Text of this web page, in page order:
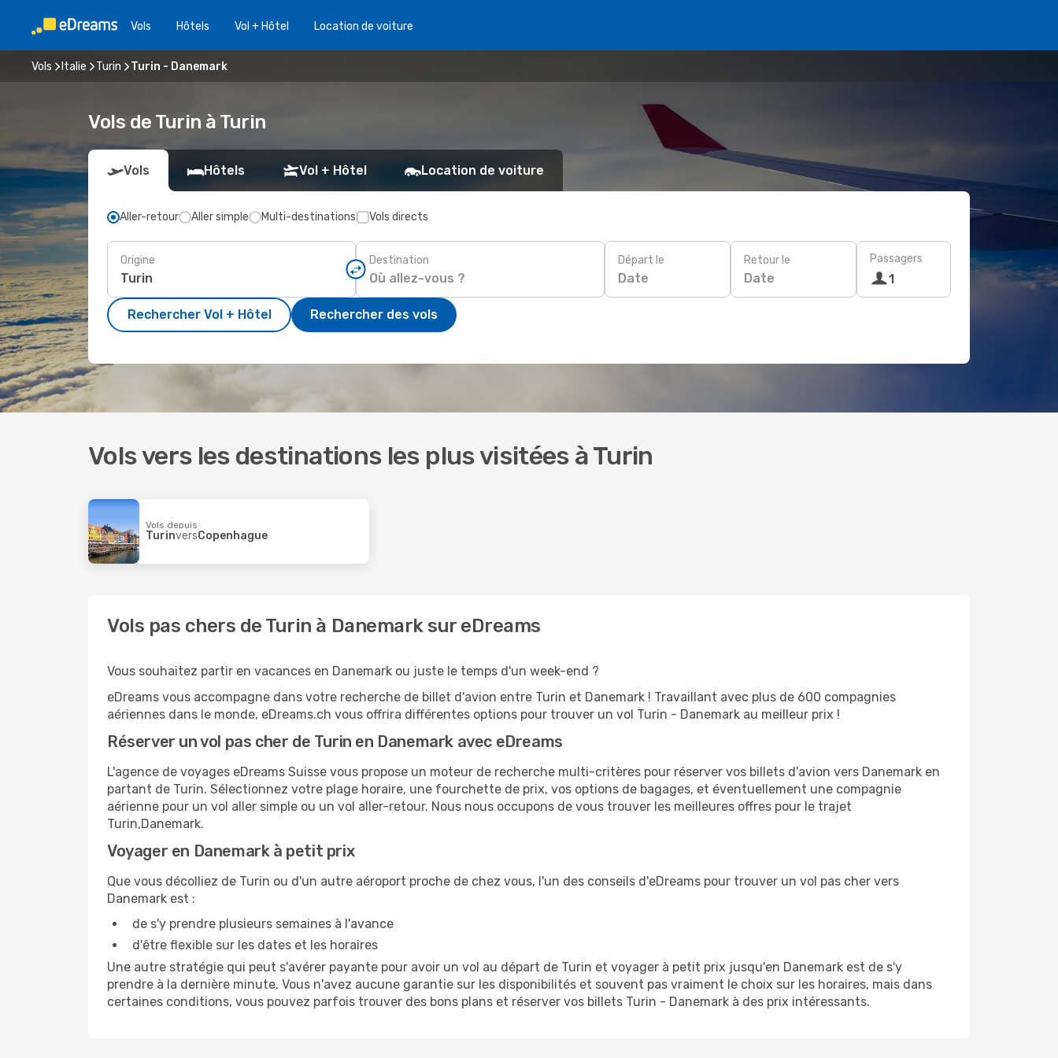
Vols Hôtels Vol + Hôtel Location de voiture
Vols Italie Turin Turin - Danemark
Vols de Turin à Turin
Vols Hôtels Vol + Hôtel Location de voiture
Aller-retour Aller simple Multi-destinations Vols directs
Origine Destination Départ le
Date
Retour le
Date
Passagers
1
Rechercher Vol + Hôtel Rechercher des vols
Vols vers les destinations les plus visitées à Turin
Vols depuis
TurinversCopenhague
Vols pas chers de Turin à Danemark sur eDreams
Vous souhaitez partir en vacances en Danemark ou juste le temps d'un week-end ?
eDreams vous accompagne dans votre recherche de billet d'avion entre Turin et Danemark ! Travaillant avec plus de 600 compagnies
aériennes dans le monde, eDreams.ch vous offrira différentes options pour trouver un vol Turin - Danemark au meilleur prix !
Réserver un vol pas cher de Turin en Danemark avec eDreams
L'agence de voyages eDreams Suisse vous propose un moteur de recherche multi-critères pour réserver vos billets d'avion vers Danemark en
partant de Turin. Sélectionnez votre plage horaire, une fourchette de prix, vos options de bagages, et éventuellement une compagnie
aérienne pour un vol aller simple ou un vol aller-retour. Nous nous occupons de vous trouver les meilleures offres pour le trajet
Turin,Danemark.
Voyager en Danemark à petit prix
Que vous décolliez de Turin ou d'un autre aéroport proche de chez vous, l'un des conseils d'eDreams pour trouver un vol pas cher vers
Danemark est :
de s'y prendre plusieurs semaines à l'avance
d'être flexible sur les dates et les horaires
Une autre stratégie qui peut s'avérer payante pour avoir un vol au départ de Turin et voyager à petit prix jusqu'en Danemark est de s'y
prendre à la dernière minute. Vous n'avez aucune garantie sur les disponibilités et souvent pas vraiment le choix sur les horaires, mais dans
certaines conditions, vous pouvez parfois trouver des bons plans et réserver vos billets Turin - Danemark à des prix intéressants.